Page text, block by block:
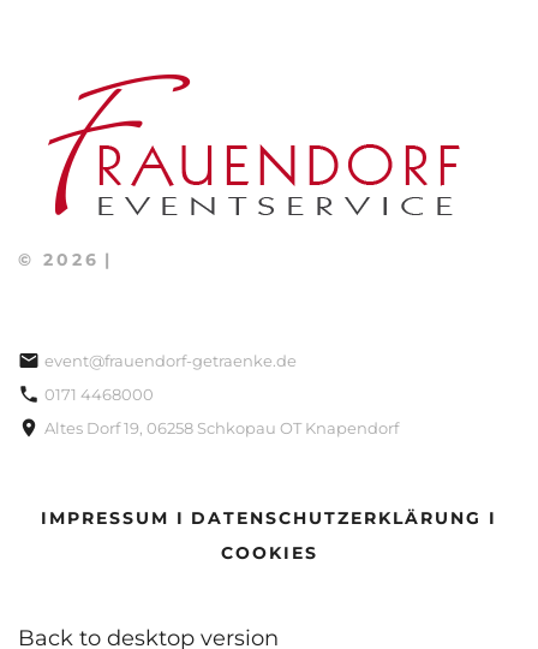
© 2026
event@frauendorf-getraenke.de
0171 4468000
Altes Dorf 19, 06258 Schkopau OT Knapendorf
IMPRESSUM I DATENSCHUTZERKLÄRUNG I
COOKIES
Back to desktop version